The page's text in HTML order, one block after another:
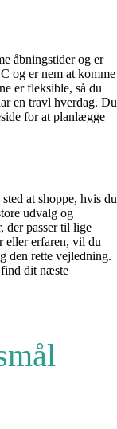
åbningstider og er
og er nem at komme
er fleksible, så du
en travl hverdag. Du
for at planlægge
at shoppe, hvis du
udvalg og
der passer til lige
eller erfaren, vil du
den rette vejledning.
dit næste